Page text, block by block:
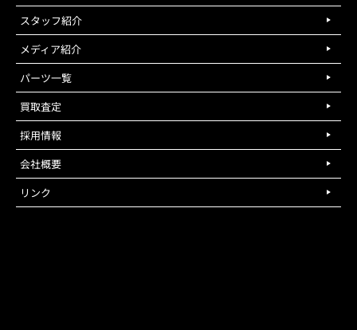
スタッフ紹介
メディア紹介
パーツ一覧
買取査定
採用情報
会社概要
リンク